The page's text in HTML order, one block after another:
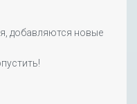
добавляются новые